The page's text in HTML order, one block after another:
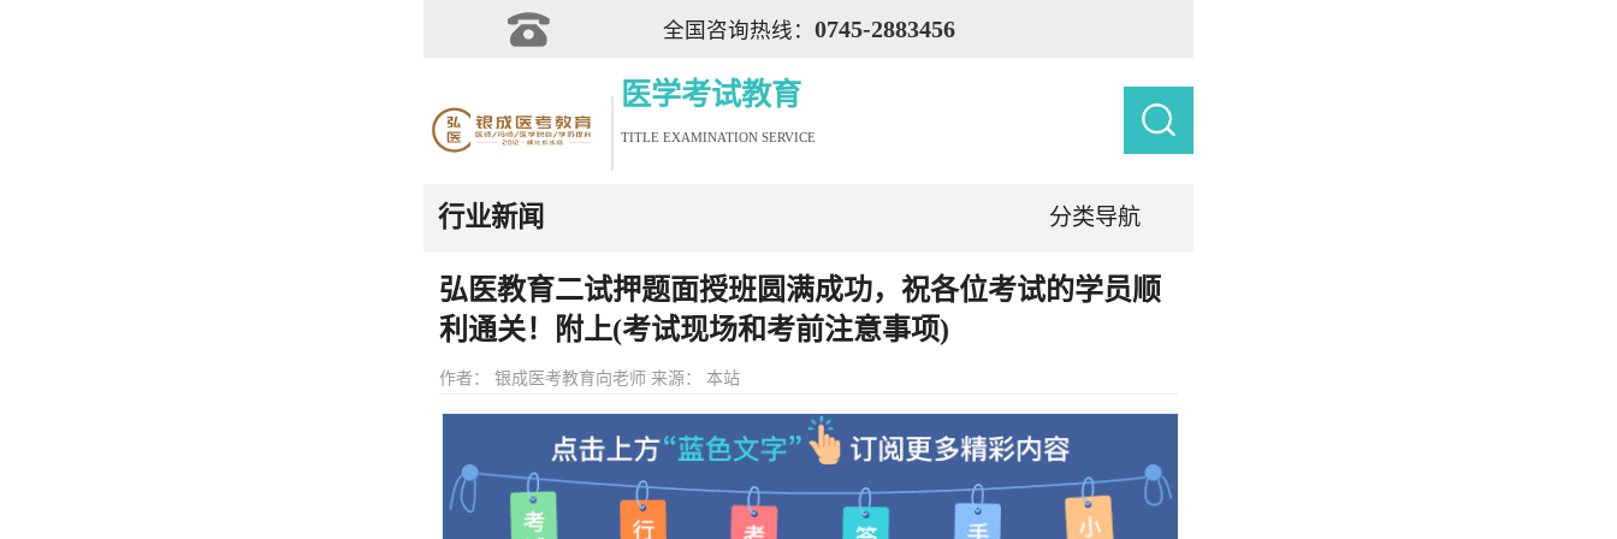
全国咨询热线： 0745-2883456
医学考试教育
TITLE EXAMINATION SERVICE
行业新闻 分类导航
弘医教育二试押题面授班圆满成功，祝各位考试的学员顺
利通关！附上(考试现场和考前注意事项)
作者： 银成医考教育向老师 来源： 本站